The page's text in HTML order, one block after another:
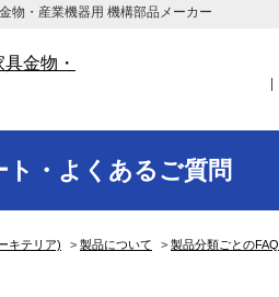
物・産業機器用 機構部品メーカー
ト・よくあるご質問
キテリア) > 製品について > 製品分類ごとのFAQ